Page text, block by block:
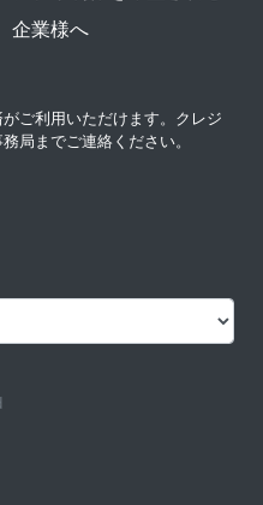
企業様へ
ご利用いただけます。クレジ
局までご連絡ください。